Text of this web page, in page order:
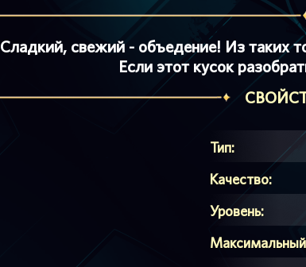
Сладкий, свежий - объедение! Из таких
Если этот кусок
Тип:
Качество:
Уровень:
Максимальный